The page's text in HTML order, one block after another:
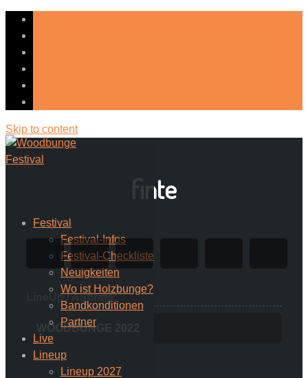
Skip to content
Festival
Festival-Infos
Festival-Checkliste
Neuigkeiten
Wo ist Holzbunge?
Bandkonditionen
Partner
Live
Lineup
Lineup 2027
finte
LineUp / Auftritte:
WOODBUNGE 2022